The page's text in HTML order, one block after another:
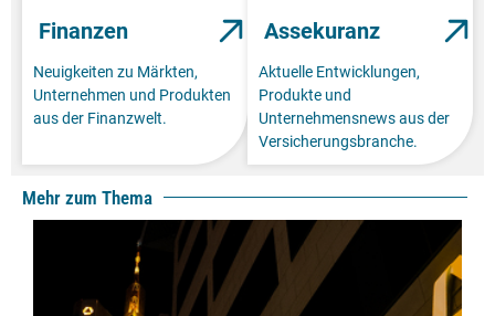
Finanzen
Neuigkeiten zu Märkten,
Unternehmen und Produkten
aus der Finanzwelt.
Assekuranz
Aktuelle Entwicklungen,
Produkte und
Unternehmensnews aus der
Versicherungsbranche.
Mehr zum Thema